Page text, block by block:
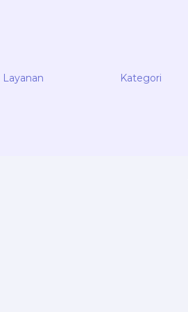
Layanan Kategori